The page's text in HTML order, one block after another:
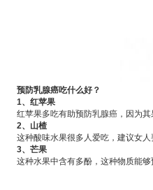
预防乳腺癌吃什么好？
1、红苹果
红苹果多吃有助预防乳腺癌，因为其
2、山楂
这种酸味水果很多人爱吃，建议女人
3、芒果
这种水果中含有多酚，这种物质能够